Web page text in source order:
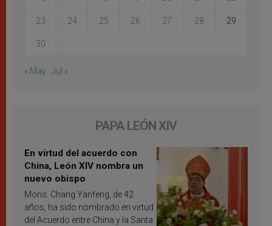
23 24 25 26 27 28 29
30
« May Jul »
PAPA LEÓN XIV
En virtud del acuerdo con
China, León XIV nombra un
nuevo obispo
Mons. Chang Yanfeng, de 42
años, ha sido nombrado en virtud
del Acuerdo entre China y la Santa